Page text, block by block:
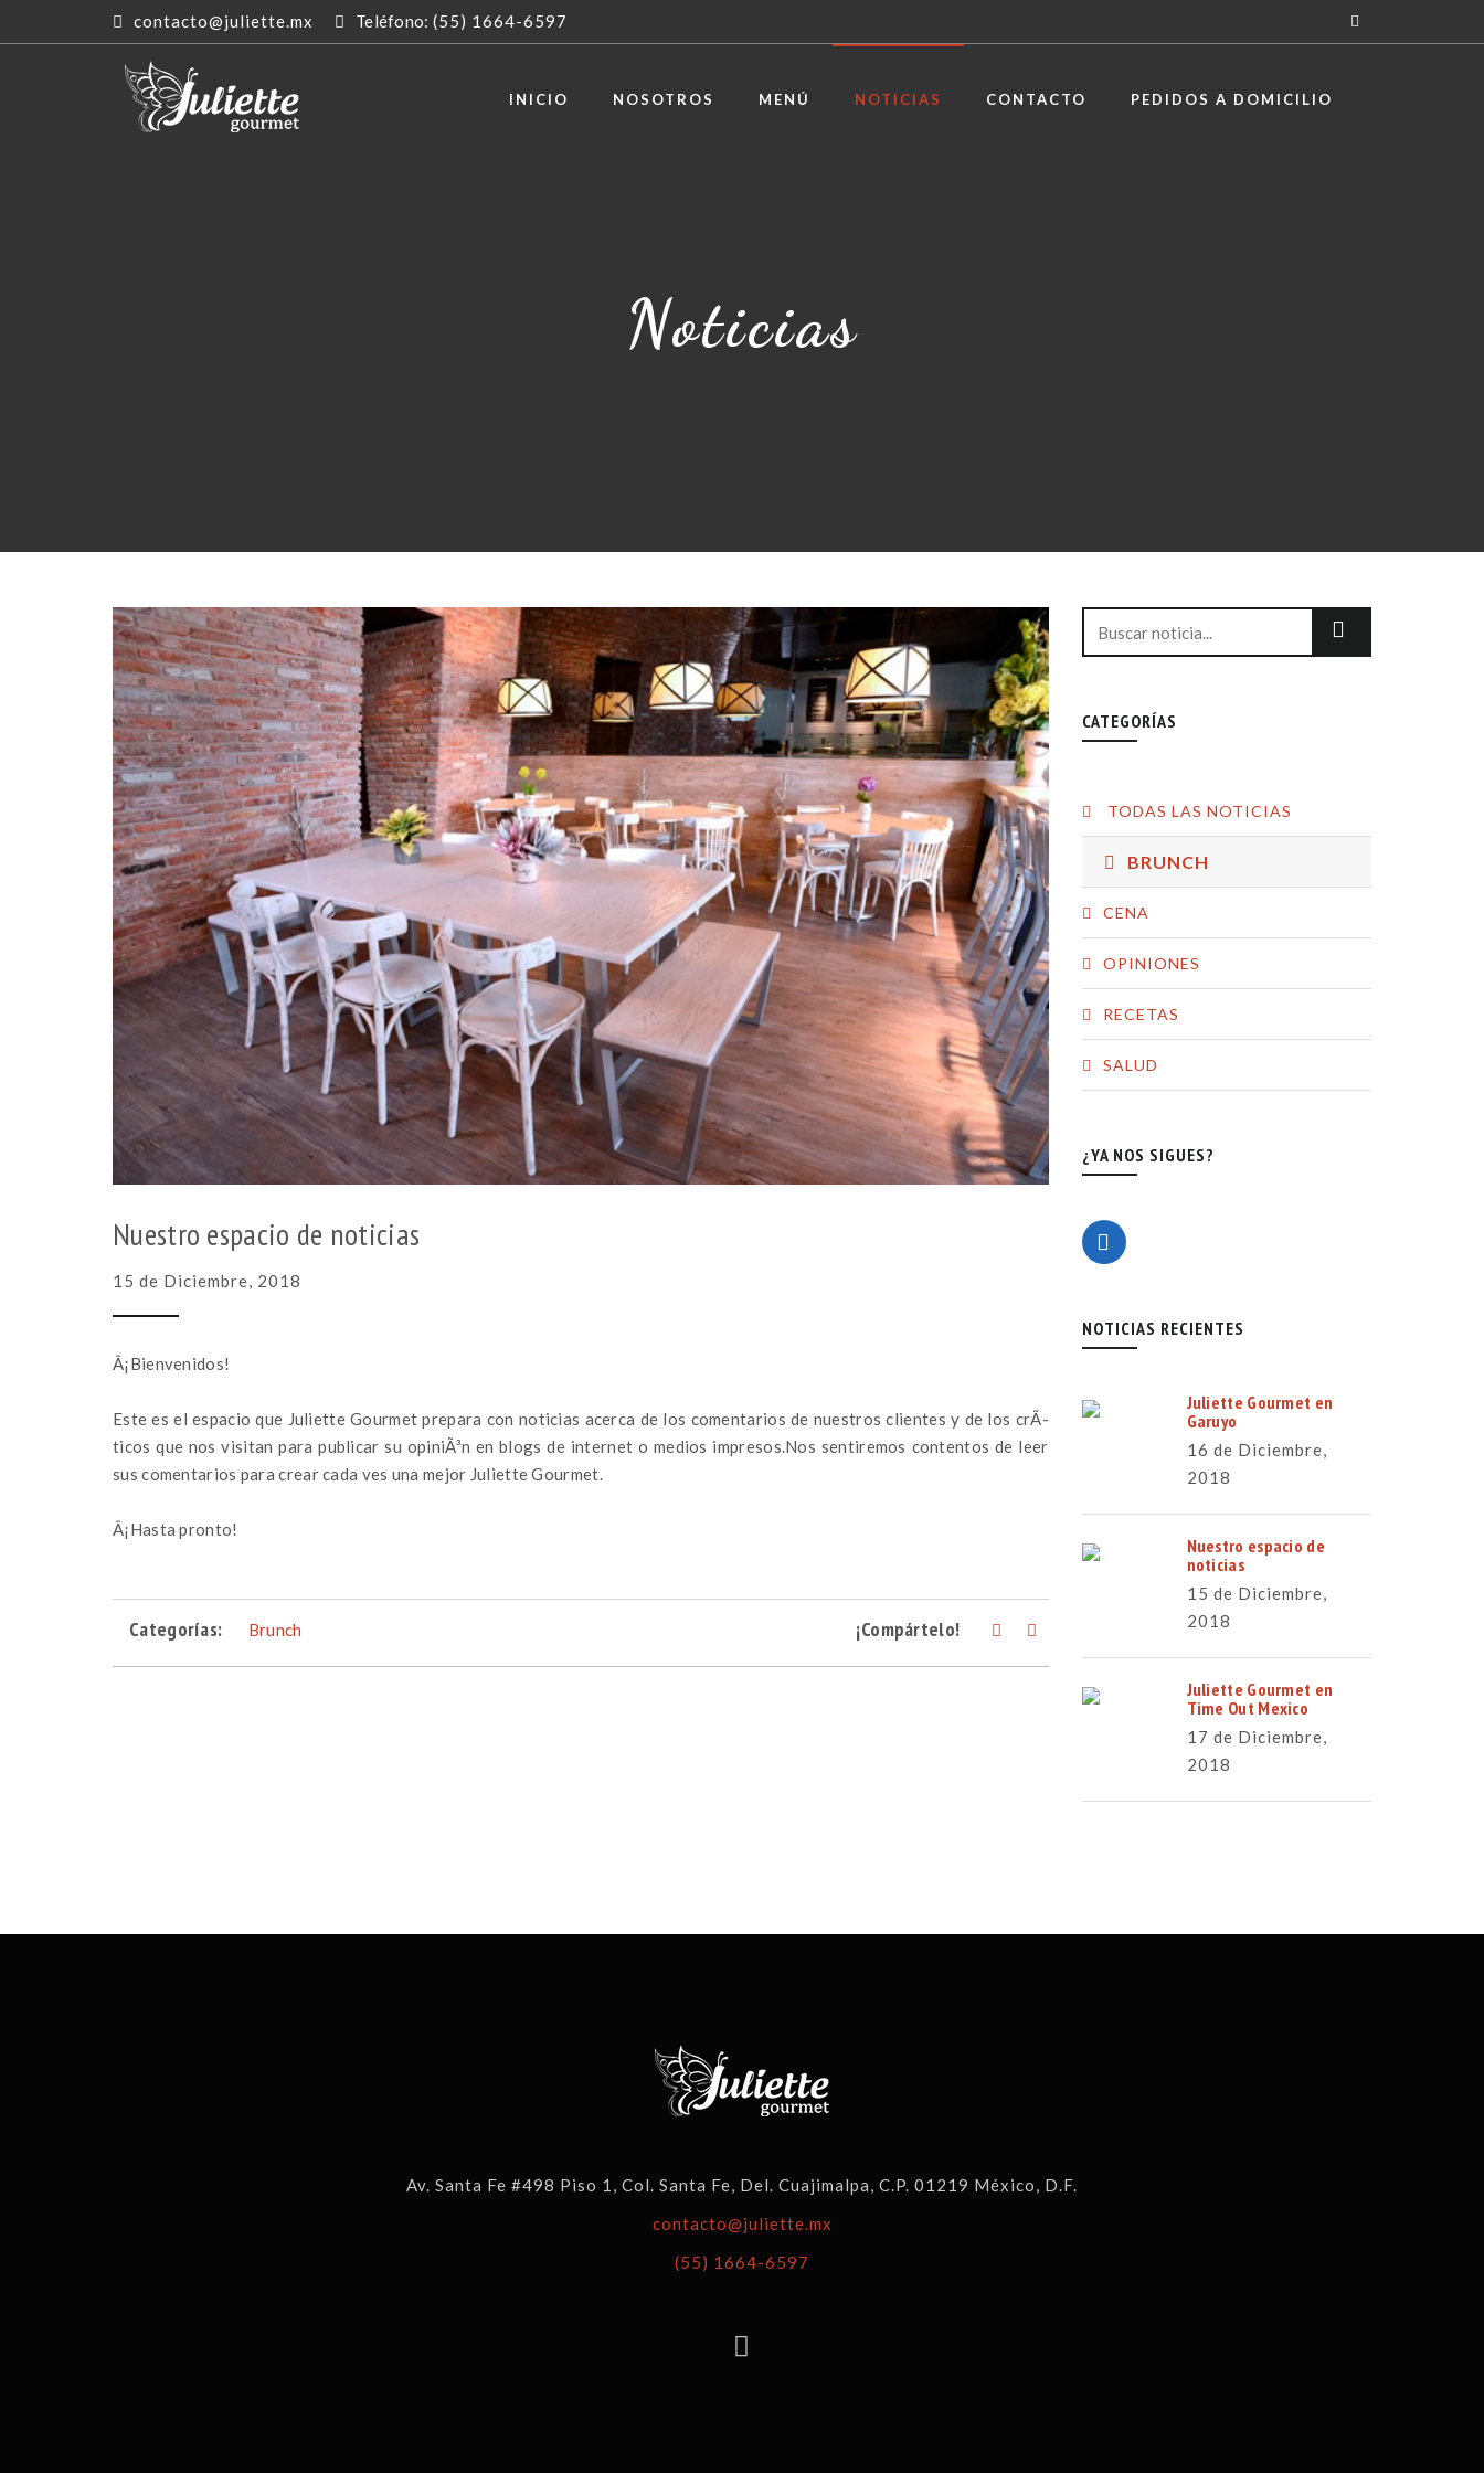
contacto@juliette.mx Teléfono: (55) 1664-6597
INICIO NOSOTROS MENÚ NOTICIAS CONTACTO PEDIDOS A DOMICILIO
Noticias
Nuestro espacio de noticias
15 de Diciembre, 2018
Â¡Bienvenidos!
Este es el espacio que Juliette Gourmet prepara con noticias acerca de los comentarios de nuestros clientes y de los crÃ­
ticos que nos visitan para publicar su opiniÃ³n en blogs de internet o medios impresos.Nos sentiremos contentos de leer
sus comentarios para crear cada ves una mejor Juliette Gourmet.
Â¡Hasta pronto!
Categorías: Brunch ¡Compártelo!
CATEGORÍAS
TODAS LAS NOTICIAS
BRUNCH
CENA
OPINIONES
RECETAS
SALUD
¿YA NOS SIGUES?
NOTICIAS RECIENTES
Juliette Gourmet en
Garuyo
16 de Diciembre,
2018
Nuestro espacio de
noticias
15 de Diciembre,
2018
Juliette Gourmet en
Time Out Mexico
17 de Diciembre,
2018
Av. Santa Fe #498 Piso 1, Col. Santa Fe, Del. Cuajimalpa, C.P. 01219 México, D.F.
contacto@juliette.mx
(55) 1664-6597